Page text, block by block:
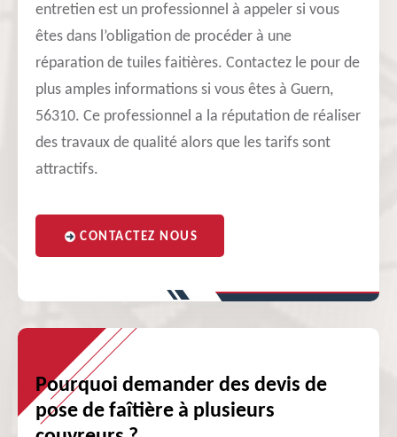
entretien est un professionnel à appeler si vous
êtes dans l’obligation de procéder à une
réparation de tuiles faitières. Contactez le pour de
plus amples informations si vous êtes à Guern,
56310. Ce professionnel a la réputation de réaliser
des travaux de qualité alors que les tarifs sont
attractifs.
CONTACTEZ NOUS
Pourquoi demander des devis de
pose de faîtière à plusieurs